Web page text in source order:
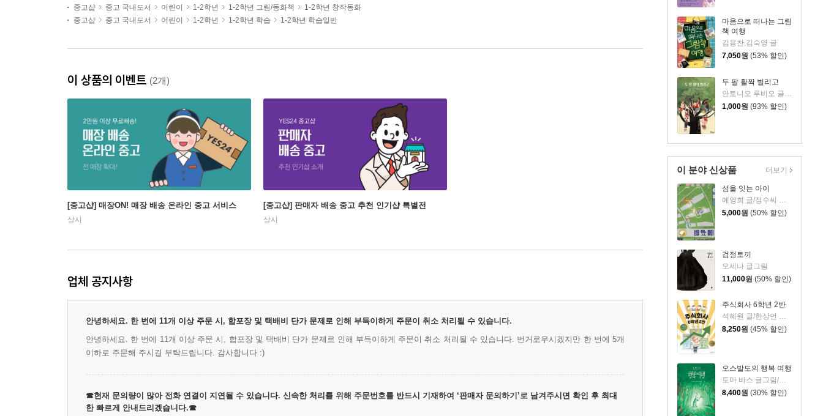
마음으로 떠나는 그림
책 여행
김용찬,김숙영 글
7,050원 (53% 할인)
두 팔 활짝 벌리고
안토니오 루비오 글/마리아 히론 그림/문주선 역
1,000원 (93% 할인)
이 분야 신상품
섬을 잇는 아이
5,000원 (50% 할인)
검정토끼
오세나 글그림
11,000원 (50% 할인)
주식회사 6학년 2반
8,250원 (45% 할인)
오스발도의 행복 여행
토마 바스 글그림/이정주 역/황진희 해설
8,400원 (30% 할인)
더보기
중고샵
중고 국내도서 어린이 1-2학년 1-2학년 그림/동화책
1-2학년 창작동화
중고샵
중고 국내도서 어린이 1-2학년 1-2학년 학습 1-2학년 학습일반
이 상품의 이벤트 (2개)
[중고샵] 매장ON! 매장 배송 온라인 중고 서비스
상시
[중고샵] 판매자 배송 중고 추천 인기샵 특별전
상시
업체 공지사항
안녕하세요. 한 번에 11개 이상 주문 시, 합포장 및 택배비 단가 문제로 인해 부득이하게 주문이 취소 처리될 수 있습니다.
안녕하세요. 한 번에 11개 이상 주문 시, 합포장 및 택배비 단가 문제로 인해 부득이하게 주문이 취소 처리될 수 있습니다. 번거로우시겠지만 한 번에 5개
이하로 주문해 주시길 부탁드립니다. 감사합니다 :)
☎현재 문의량이 많아 전화 연결이 지연될 수 있습니다. 신속한 처리를 위해 주문번호를 반드시 기재하여 ‘판매자 문의하기’로 남겨주시면 확인 후 최대
한 빠르게 안내드리겠습니다.☎